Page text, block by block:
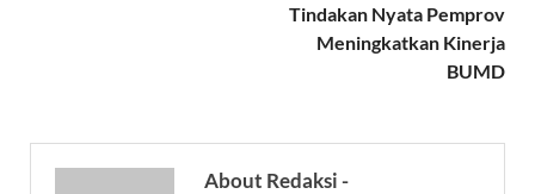
Tindakan Nyata Pemprov
Meningkatkan Kinerja
BUMD
About Redaksi -